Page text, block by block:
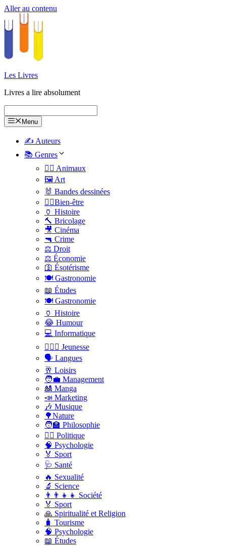
Aller au contenu
Les Livres
Livres a lire absolument
Menu
✍️ Auteurs
📚 Genres
🐕‍🦺 Animaux
🖼️ Art
🐰 Bandes dessinées
🧑‍⚕️Bien-être
🏺 Histoire
🔨 Bricolage
🎥 Cinéma
🔫 Crime
⚖️ Droit
⚖️ Économie
🛐 Ésotérisme
🍽️ Gastronomie
📖 Études
🍽️ Gastronomie
🏺 Histoire
😂 Humour
💻 Informatique
🤸🏽‍♀️ Jeunesse
🗣 Langues
🥂 Loisirs
🧑‍💼 Management
🎎 Manga
📣 Marketing
🎶 Musique
🌳Nature
🧑‍🏫 Philosophie
👨‍⚖️ Politique
🧠 Psychologie
🏅 Sport
🩺 Santé
🔥 Sexualité
🔬 Science
👨‍👨‍👧‍👧 Société
🏅 Sport
🙏 Spiritualité et Religion
🧳 Tourisme
🧠 Psychologie
📖 Études